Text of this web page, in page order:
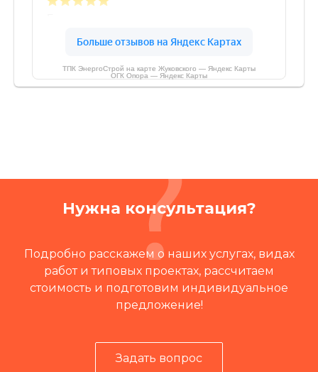
ТПК ЭнергоСтрой на карте Жуковского — Яндекс Карты
ОГК Опора — Яндекс Карты
Нужна консультация?
Подробно расскажем о наших услугах, видах
работ и типовых проектах, рассчитаем
стоимость и подготовим индивидуальное
предложение!
Задать вопрос